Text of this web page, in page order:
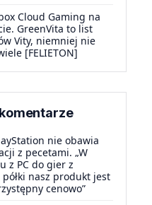
Cloud Gaming na
GreenVita to list
Vity, niemniej nie
[FELIETON]
nie obawia
z pecetami. „W
z PC do gier z
nasz produkt jest
cenowo”